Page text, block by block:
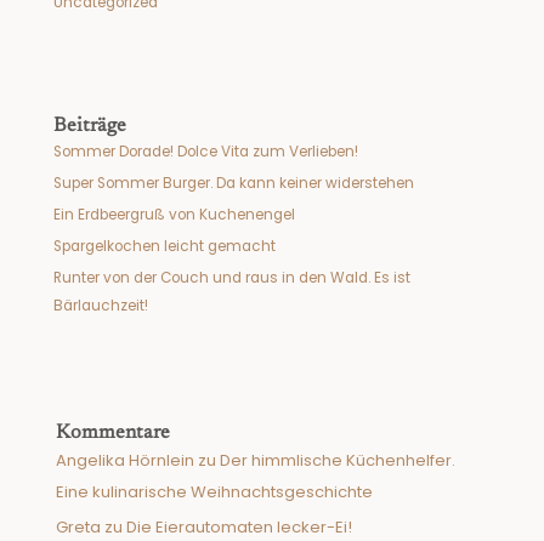
Beiträge
Sommer Dorade! Dolce Vita zum Verlieben!
Super Sommer Burger. Da kann keiner widerstehen
Ein Erdbeergruß von Kuchenengel
Spargelkochen leicht gemacht
Runter von der Couch und raus in den Wald. Es ist
Bärlauchzeit!
Kommentare
Angelika Hörnlein zu Der himmlische Küchenhelfer.
Eine kulinarische Weihnachtsgeschichte
Greta zu Die Eierautomaten lecker-Ei!